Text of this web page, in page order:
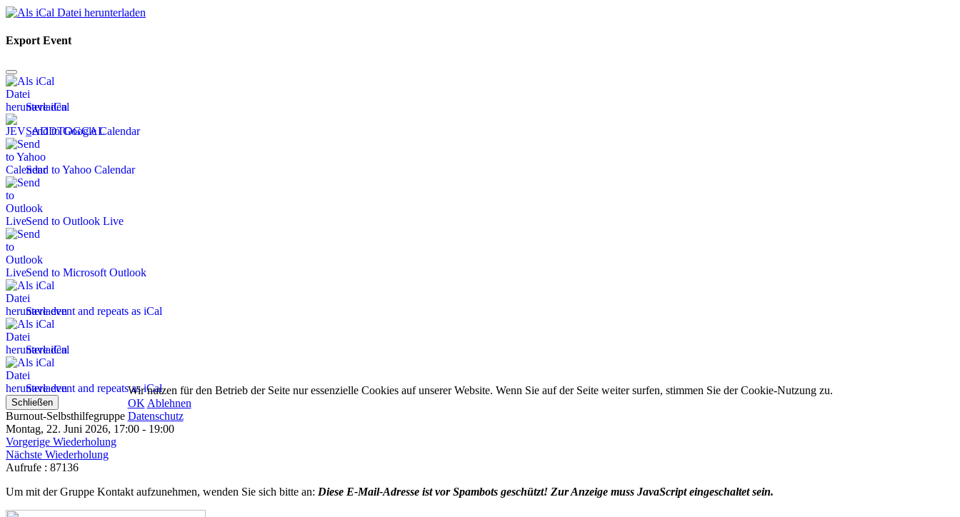
Export Event
Save iCal
Send to Google Calendar
Send to Yahoo Calendar
Send to Outlook Live
Send to Microsoft Outlook
Save event and repeats as iCal
Save iCal
Save event and repeats as iCal
Schließen
Burnout-Selbsthilfegruppe
Montag, 22. Juni 2026, 17:00 - 19:00
Vorgerige Wiederholung
Nächste Wiederholung
Aufrufe : 87136
Um mit der Gruppe Kontakt aufzunehmen, wenden Sie sich bitte an: Diese E-Mail-Adresse ist vor Spambots geschützt! Zur Anzeige muss JavaScript eingeschaltet sein.
Wir nutzen für den Betrieb der Seite nur essenzielle Cookies auf unserer Website. Wenn Sie auf der Seite weiter surfen, stimmen Sie der Cookie-Nutzung zu.
OK Ablehnen
Datenschutz